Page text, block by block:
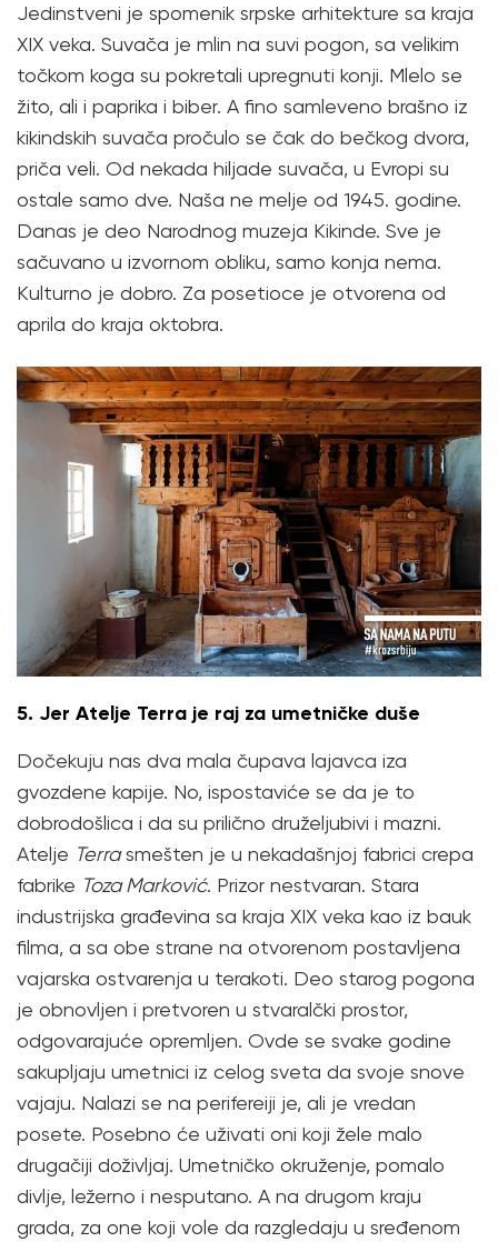
Jedinstveni je spomenik srpske arhitekture sa kraja
XIX veka. Suvača je mlin na suvi pogon, sa velikim
točkom koga su pokretali upregnuti konji. Mlelo se
žito, ali i paprika i biber. A fino samleveno brašno iz
kikindskih suvača pročulo se čak do bečkog dvora,
priča veli. Od nekada hiljade suvača, u Evropi su
ostale samo dve. Naša ne melje od 1945. godine.
Danas je deo Narodnog muzeja Kikinde. Sve je
sačuvano u izvornom obliku, samo konja nema.
Kulturno je dobro. Za posetioce je otvorena od
aprila do kraja oktobra.
5. Jer Atelje Terra je raj za umetničke duše
Dočekuju nas dva mala čupava lajavca iza
gvozdene kapije. No, ispostaviće se da je to
dobrodošlica i da su prilično druželjubivi i mazni.
Atelje Terrasmešten je u nekadašnjoj fabrici crepa
fabrike Toza Marković. Prizor nestvaran. Stara
industrijska građevina sa kraja XIX veka kao iz bauk
filma, a sa obe strane na otvorenom postavljena
vajarska ostvarenja u terakoti. Deo starog pogona
je obnovljen i pretvoren u stvaralčki prostor,
odgovarajuće opremljen. Ovde se svake godine
sakupljaju umetnici iz celog sveta da svoje snove
vajaju. Nalazi se na perifereiji je, ali je vredan
posete. Posebno će uživati oni koji žele malo
drugačiji doživljaj. Umetničko okruženje, pomalo
divlje, ležerno i nesputano. A na drugom kraju
grada, za one koji vole da razgledaju u sređenom